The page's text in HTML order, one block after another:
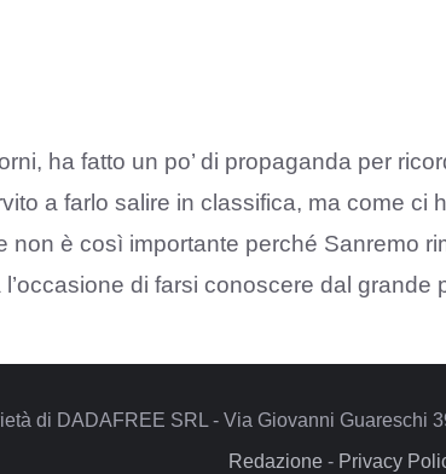
ha fatto un po’ di propaganda per
a farlo salire in classifica, ma come ci
non è così importante perché Sanremo
di farsi conoscere dal grande
di DADAFREE SRL - Via Giovanni Guareschi
Redazione- Privacy